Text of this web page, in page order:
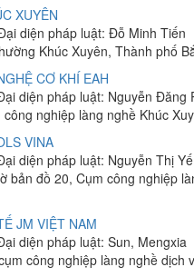
XUYÊN
diện pháp luật: Đỗ Minh Tiến
Khúc Xuyên, Thành phố
CƠ KHÍ EAH
diện pháp luật: Nguyễn Đăng
nghiệp làng nghề Khúc
VINA
diện pháp luật: Nguyễn Thị
bản đồ 20, Cụm công nghiệp
JM VIỆT NAM
diện pháp luật: Sun, Mengxia
công nghiệp làng nghề dịch